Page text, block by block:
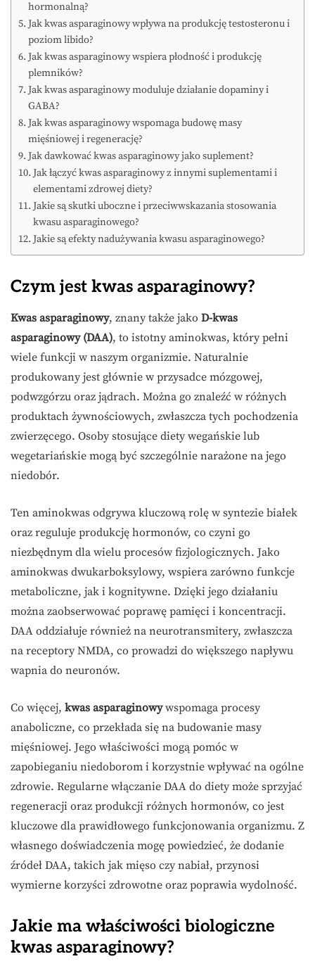
hormonalną?
Jak kwas asparaginowy wpływa na produkcję testosteronu i
poziom libido?
Jak kwas asparaginowy wspiera płodność i produkcję
plemników?
Jak kwas asparaginowy moduluje działanie dopaminy i
GABA?
Jak kwas asparaginowy wspomaga budowę masy
mięśniowej i regenerację?
Jak dawkować kwas asparaginowy jako suplement?
Jak łączyć kwas asparaginowy z innymi suplementami i
elementami zdrowej diety?
Jakie są skutki uboczne i przeciwwskazania stosowania
kwasu asparaginowego?
Jakie są efekty nadużywania kwasu asparaginowego?
Czym jest kwas asparaginowy?
Kwas asparaginowy, znany także jako D-kwas
asparaginowy (DAA), to istotny aminokwas, który pełni
wiele funkcji w naszym organizmie. Naturalnie
produkowany jest głównie w przysadce mózgowej,
podwzgórzu oraz jądrach. Można go znaleźć w różnych
produktach żywnościowych, zwłaszcza tych pochodzenia
zwierzęcego. Osoby stosujące diety wegańskie lub
wegetariańskie mogą być szczególnie narażone na jego
niedobór.
Ten aminokwas odgrywa kluczową rolę w syntezie białek
oraz reguluje produkcję hormonów, co czyni go
niezbędnym dla wielu procesów fizjologicznych. Jako
aminokwas dwukarboksylowy, wspiera zarówno funkcje
metaboliczne, jak i kognitywne. Dzięki jego działaniu
można zaobserwować poprawę pamięci i koncentracji.
DAA oddziałuje również na neurotransmitery, zwłaszcza
na receptory NMDA, co prowadzi do większego napływu
wapnia do neuronów.
Co więcej, kwas asparaginowywspomaga procesy
anaboliczne, co przekłada się na budowanie masy
mięśniowej. Jego właściwości mogą pomóc w
zapobieganiu niedoborom i korzystnie wpływać na ogólne
zdrowie. Regularne włączanie DAA do diety może sprzyjać
regeneracji oraz produkcji różnych hormonów, co jest
kluczowe dla prawidłowego funkcjonowania organizmu. Z
własnego doświadczenia mogę powiedzieć, że dodanie
źródeł DAA, takich jak mięso czy nabiał, przynosi
wymierne korzyści zdrowotne oraz poprawia wydolność.
Jakie ma właściwości biologiczne
kwas asparaginowy?